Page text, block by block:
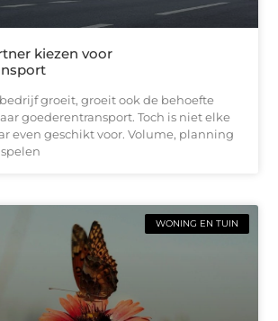
kiezen voor
groeit, groeit ook de behoefte
goederentransport. Toch is niet elke
even geschikt voor. Volume, planning
WONING EN TUIN